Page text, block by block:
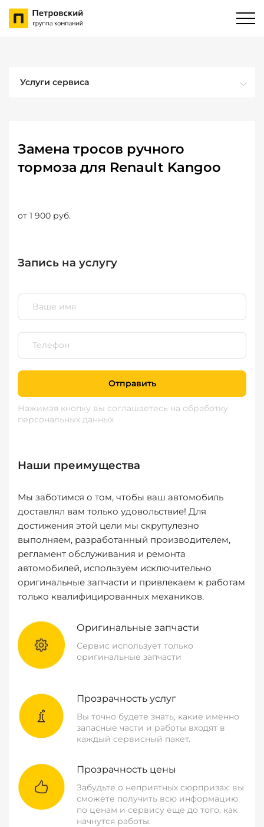
Услуги сервиса
Замена тросов ручного
тормоза для Renault Kangoo
от 1 900 руб.
Запись на услугу
Отправить
Нажимая кнопку вы соглашаетесь на обработку
персональных данных
Наши преимущества
Мы заботимся о том, чтобы ваш автомобиль
доставлял вам только удовольствие! Для
достижения этой цели мы скрупулезно
выполняем, разработанный производителем,
регламент обслуживания и ремонта
автомобилей, используем исключительно
оригинальные запчасти и привлекаем к работам
только квалифицированных механиков.
Оригинальные запчасти
Сервис использует только
оригинальные запчасти
Прозрачность услуг
Вы точно будете знать, какие именно
запасные части и работы входят в
каждый сервисный пакет.
Прозрачность цены
Забудьте о неприятных сюрпризах: вы
сможете получить всю информацию
по ценам и сервису еще до того, как
начнутся работы.